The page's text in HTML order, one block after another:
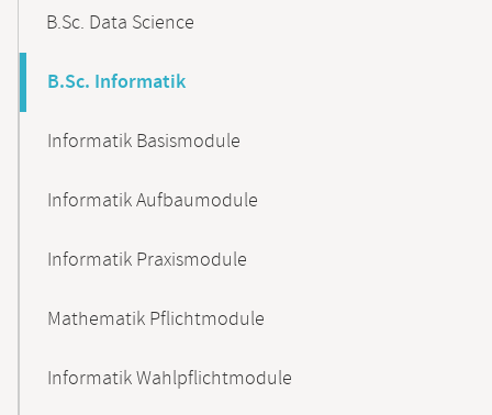
B.Sc. Data Science
B.Sc. Informatik
Informatik Basismodule
Informatik Aufbaumodule
Informatik Praxismodule
Mathematik Pflichtmodule
Informatik Wahlpflichtmodule